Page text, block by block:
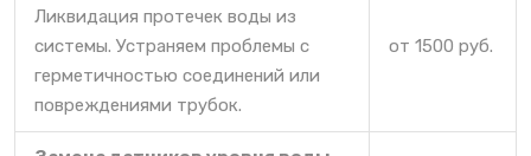
Ликвидация протечек воды из
системы. Устраняем проблемы с
герметичностью соединений или
повреждениями трубок.
от 1500 руб.